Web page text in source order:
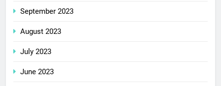
September 2023
August 2023
July 2023
June 2023